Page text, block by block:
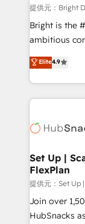
workflows •
RevOps and
design and
and CRM
Client/
WooCommerce,
the
提供元：Bright
Bright is the
ambitious
From
developing a
digital
results)! In short, our services include: - HubSpot
HubSpot
marketing,
design We connect people, data and technology to
improve
people,
ensure revenue
Elite4.9
Set Up |
FlexPlan
提供元：Set Up
Join over
HubSnacks